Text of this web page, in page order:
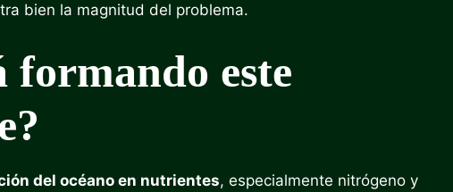
bien la magnitud del problema.
formando este
del océano en nutrientes, especialmente nitrógeno y